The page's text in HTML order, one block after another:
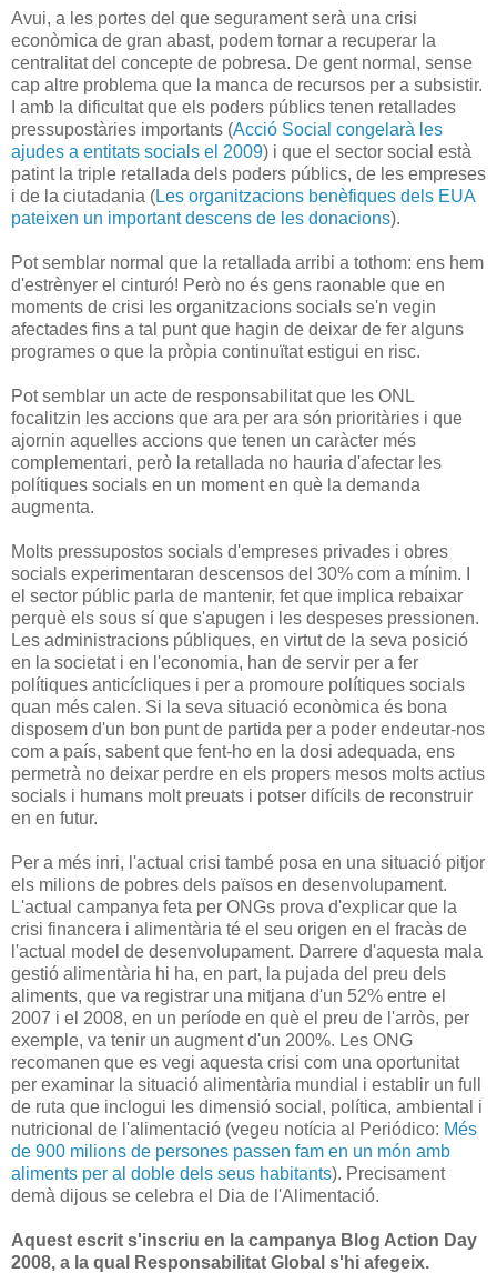
Avui, a les portes del que segurament serà una crisi
econòmica de gran abast, podem tornar a recuperar la
centralitat del concepte de pobresa. De gent normal, sense
cap altre problema que la manca de recursos per a subsistir.
I amb la dificultat que els poders públics tenen retallades
pressupostàries importants (Acció Social congelarà les
ajudes a entitats socials el 2009) i que el sector social està
patint la triple retallada dels poders públics, de les empreses
i de la ciutadania (Les organitzacions benèfiques dels EUA
pateixen un important descens de les donacions).
Pot semblar normal que la retallada arribi a tothom: ens hem
d'estrènyer el cinturó! Però no és gens raonable que en
moments de crisi les organitzacions socials se'n vegin
afectades fins a tal punt que hagin de deixar de fer alguns
programes o que la pròpia continuïtat estigui en risc.
Pot semblar un acte de responsabilitat que les ONL
focalitzin les accions que ara per ara són prioritàries i que
ajornin aquelles accions que tenen un caràcter més
complementari, però la retallada no hauria d'afectar les
polítiques socials en un moment en què la demanda
augmenta.
Molts pressupostos socials d'empreses privades i obres
socials experimentaran descensos del 30% com a mínim. I
el sector públic parla de mantenir, fet que implica rebaixar
perquè els sous sí que s'apugen i les despeses pressionen.
Les administracions públiques, en virtut de la seva posició
en la societat i en l'economia, han de servir per a fer
polítiques anticícliques i per a promoure polítiques socials
quan més calen. Si la seva situació econòmica és bona
disposem d'un bon punt de partida per a poder endeutar-nos
com a país, sabent que fent-ho en la dosi adequada, ens
permetrà no deixar perdre en els propers mesos molts actius
socials i humans molt preuats i potser difícils de reconstruir
en en futur.
Per a més inri, l'actual crisi també posa en una situació pitjor
els milions de pobres dels països en desenvolupament.
L'actual campanya feta per ONGs prova d'explicar que la
crisi financera i alimentària té el seu origen en el fracàs de
l'actual model de desenvolupament. Darrere d'aquesta mala
gestió alimentària hi ha, en part, la pujada del preu dels
aliments, que va registrar una mitjana d'un 52% entre el
2007 i el 2008, en un període en què el preu de l'arròs, per
exemple, va tenir un augment d'un 200%. Les ONG
recomanen que es vegi aquesta crisi com una oportunitat
per examinar la situació alimentària mundial i establir un full
de ruta que inclogui les dimensió social, política, ambiental i
nutricional de l'alimentació (vegeu notícia al Periódico: Més
de 900 milions de persones passen fam en un món amb
aliments per al doble dels seus habitants). Precisament
demà dijous se celebra el Dia de l'Alimentació.
Aquest escrit s'inscriu en la campanya Blog Action Day
2008, a la qual Responsabilitat Global s'hi afegeix.